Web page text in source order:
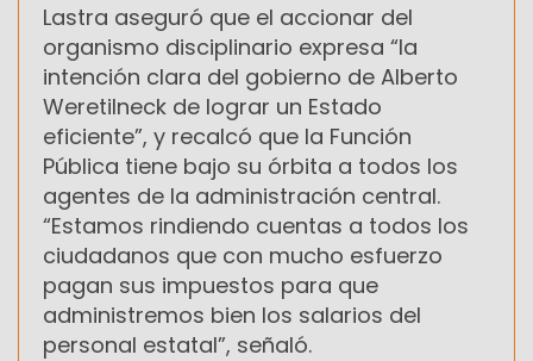
Lastra aseguró que el accionar del
organismo disciplinario expresa “la
intención clara del gobierno de Alberto
Weretilneck de lograr un Estado
eficiente”, y recalcó que la Función
Pública tiene bajo su órbita a todos los
agentes de la administración central.
“Estamos rindiendo cuentas a todos los
ciudadanos que con mucho esfuerzo
pagan sus impuestos para que
administremos bien los salarios del
personal estatal”, señaló.